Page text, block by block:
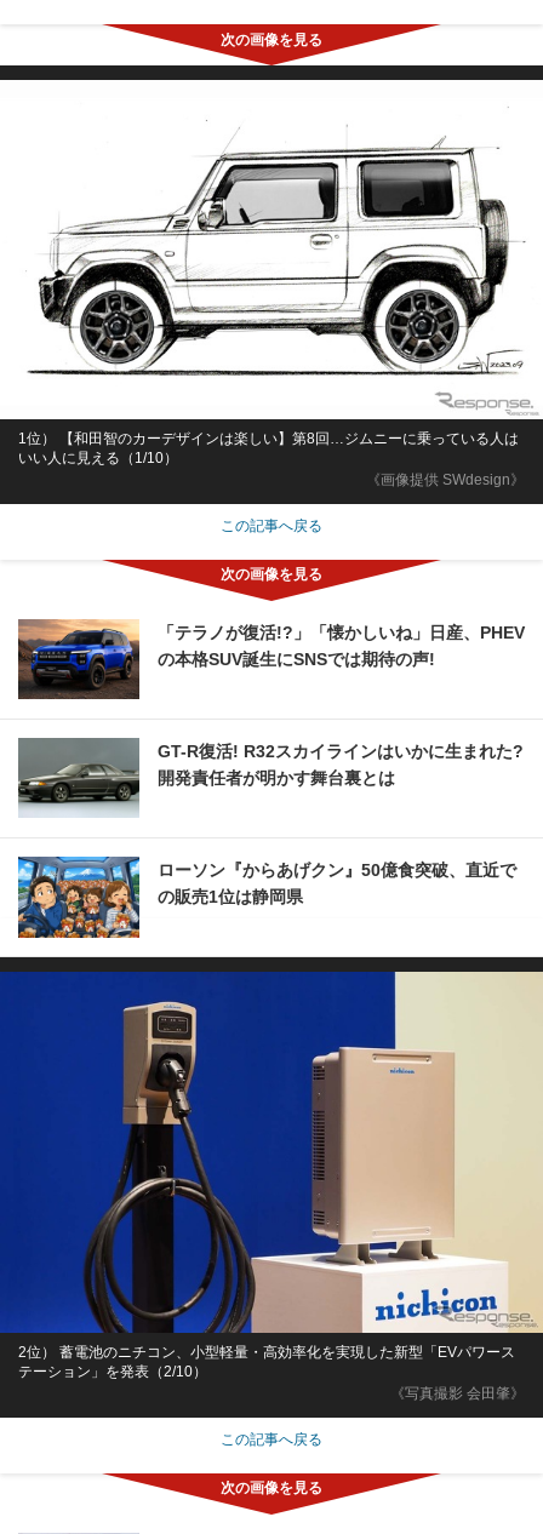
《画像提供 SWdesign》
1位） 【和田智のカーデザインは楽しい】第8回…ジムニーに乗っている人は
いい人に見える（1/10）
この記事へ戻る
「テラノが復活!?」「懐かしいね」日産、PHEV
の本格SUV誕生にSNSでは期待の声!
GT-R復活! R32スカイラインはいかに生まれた?
開発責任者が明かす舞台裏とは
ローソン『からあげクン』50億食突破、直近で
の販売1位は静岡県
《写真撮影 会田肇》
2位） 蓄電池のニチコン、小型軽量・高効率化を実現した新型「EVパワース
テーション」を発表（2/10）
この記事へ戻る